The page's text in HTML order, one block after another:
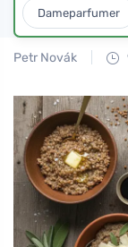
Dameparfumer
Petr Novák